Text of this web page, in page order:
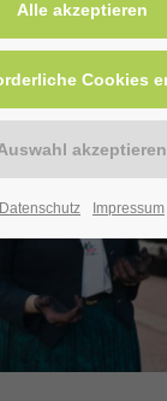
Datenschutz Impressum